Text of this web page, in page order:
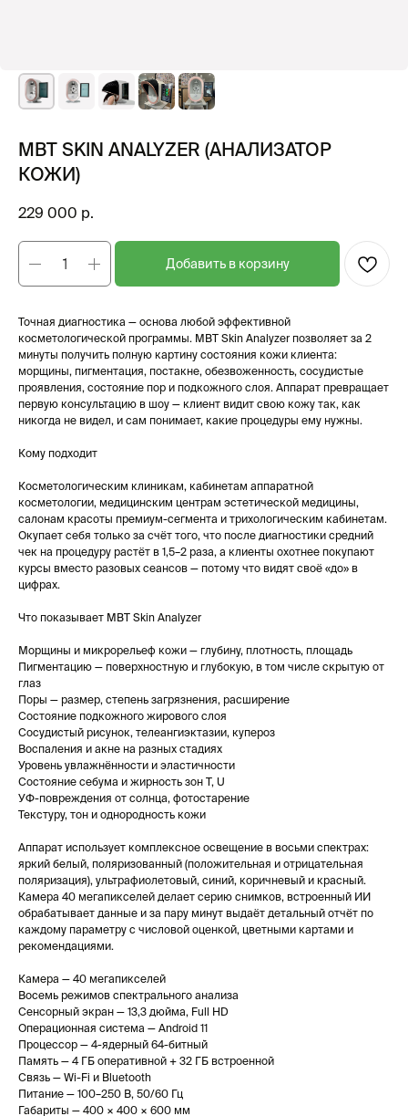
MBT SKIN ANALYZER (АНАЛИЗАТОР
КОЖИ)
229 000 р.
Добавить в корзину
Точная диагностика — основа любой эффективной
косметологической программы. MBT Skin Analyzer позволяет за 2
минуты получить полную картину состояния кожи клиента:
морщины, пигментация, постакне, обезвоженность, сосудистые
проявления, состояние пор и подкожного слоя. Аппарат превращает
первую консультацию в шоу — клиент видит свою кожу так, как
никогда не видел, и сам понимает, какие процедуры ему нужны.
Кому подходит
Косметологическим клиникам, кабинетам аппаратной
косметологии, медицинским центрам эстетической медицины,
салонам красоты премиум-сегмента и трихологическим кабинетам.
Окупает себя только за счёт того, что после диагностики средний
чек на процедуру растёт в 1,5–2 раза, а клиенты охотнее покупают
курсы вместо разовых сеансов — потому что видят своё «до» в
цифрах.
Что показывает MBT Skin Analyzer
Морщины и микрорельеф кожи — глубину, плотность, площадь
Пигментацию — поверхностную и глубокую, в том числе скрытую от
глаз
Поры — размер, степень загрязнения, расширение
Состояние подкожного жирового слоя
Сосудистый рисунок, телеангиэктазии, купероз
Воспаления и акне на разных стадиях
Уровень увлажнённости и эластичности
Состояние себума и жирность зон Т, U
УФ-повреждения от солнца, фотостарение
Текстуру, тон и однородность кожи
Аппарат использует комплексное освещение в восьми спектрах:
яркий белый, поляризованный (положительная и отрицательная
поляризация), ультрафиолетовый, синий, коричневый и красный.
Камера 40 мегапикселей делает серию снимков, встроенный ИИ
обрабатывает данные и за пару минут выдаёт детальный отчёт по
каждому параметру с числовой оценкой, цветными картами и
рекомендациями.
Камера — 40 мегапикселей
Восемь режимов спектрального анализа
Сенсорный экран — 13,3 дюйма, Full HD
Операционная система — Android 11
Процессор — 4-ядерный 64-битный
Память — 4 ГБ оперативной + 32 ГБ встроенной
Связь — Wi-Fi и Bluetooth
Питание — 100–250 В, 50/60 Гц
Габариты — 400 × 400 × 600 мм